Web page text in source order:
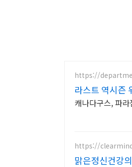
https://
라스트 역시즌
캐나다구스, 파
https://
맑은정신건강